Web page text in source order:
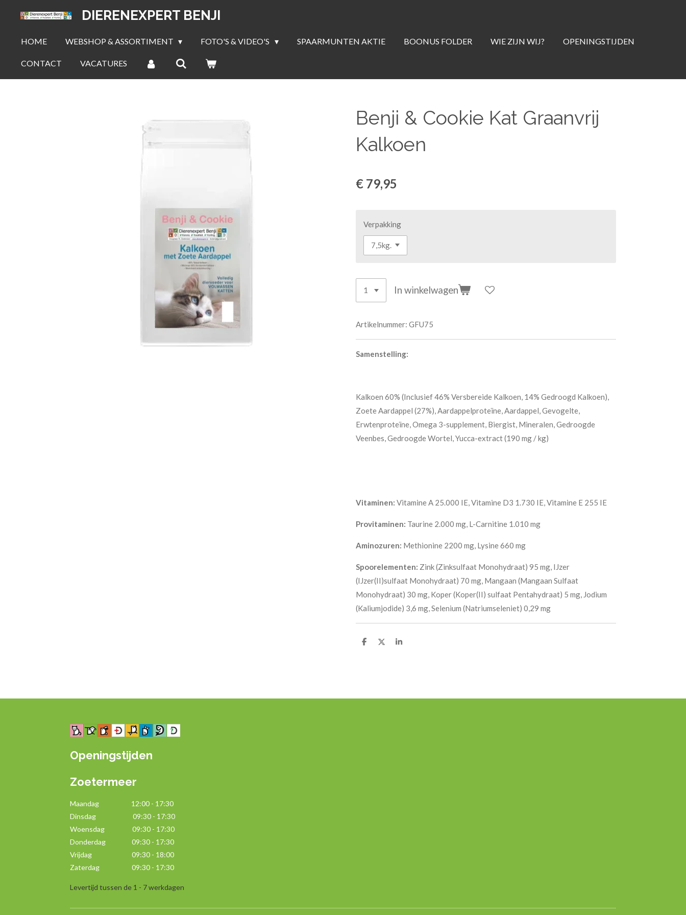
hoofdinhoud
DIERENEXPERT BENJI
HOME WEBSHOP & ASSORTIMENT FOTO'S & VIDEO'S SPAARMUNTEN AKTIE BOONUS FOLDER WIE ZIJN WIJ? OPENINGSTIJDEN
CONTACT VACATURES
Benji & Cookie Kat Graanvrij
Kalkoen
€ 79,95
Verpakking
In winkelwagen
Artikelnummer: GFU75
Samenstelling:
Kalkoen 60% (Inclusief 46% Versbereide Kalkoen, 14% Gedroogd Kalkoen),
Zoete Aardappel (27%), Aardappelproteïne, Aardappel, Gevogelte,
Erwtenproteïne, Omega 3-supplement, Biergist, Mineralen, Gedroogde
Veenbes, Gedroogde Wortel, Yucca-extract (190 mg / kg)
Vitaminen: Vitamine A 25.000 IE, Vitamine D3 1.730 IE, Vitamine E 255 IE
Provitaminen: Taurine 2.000 mg, L-Carnitine 1.010 mg
Aminozuren: Methionine 2200 mg, Lysine 660 mg
Spoorelementen: Zink (Zinksulfaat Monohydraat) 95 mg, IJzer
(IJzer(II)sulfaat Monohydraat) 70 mg, Mangaan (Mangaan Sulfaat
Monohydraat) 30 mg, Koper (Koper(II) sulfaat Pentahydraat) 5 mg, Jodium
(Kaliumjodide) 3,6 mg, Selenium (Natriumseleniet) 0,29 mg
D
D
S
Openingstijden
Zoetermeer
Maandag 12:00 - 17:30
Dinsdag 09:30 - 17:30
Woensdag 09:30 - 17:30
Donderdag 09:30 - 17:30
Vrijdag 09:30 - 18:00
Zaterdag 09:30 - 17:30
Levertijd tussen de 1 - 7 werkdagen